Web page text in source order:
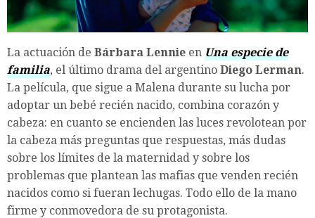
La actuación de Bárbara Lennie en Una especie de
familia, el último drama del argentino Diego Lerman.
La película, que sigue a Malena durante su lucha por
adoptar un bebé recién nacido, combina corazón y
cabeza: en cuanto se encienden las luces revolotean por
la cabeza más preguntas que respuestas, más dudas
sobre los límites de la maternidad y sobre los
problemas que plantean las mafias que venden recién
nacidos como si fueran lechugas. Todo ello de la mano
firme y conmovedora de su protagonista.